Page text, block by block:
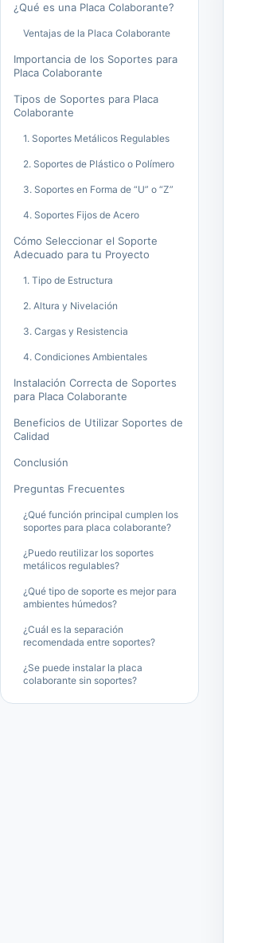
¿Qué es una Placa Colaborante?
Ventajas de la Placa Colaborante
Importancia de los Soportes para
Placa Colaborante
Tipos de Soportes para Placa
Colaborante
1. Soportes Metálicos Regulables
2. Soportes de Plástico o Polímero
3. Soportes en Forma de “U” o “Z”
4. Soportes Fijos de Acero
Cómo Seleccionar el Soporte
Adecuado para tu Proyecto
1. Tipo de Estructura
2. Altura y Nivelación
3. Cargas y Resistencia
4. Condiciones Ambientales
Instalación Correcta de Soportes
para Placa Colaborante
Beneficios de Utilizar Soportes de
Calidad
Conclusión
Preguntas Frecuentes
¿Qué función principal cumplen los
soportes para placa colaborante?
¿Puedo reutilizar los soportes
metálicos regulables?
¿Qué tipo de soporte es mejor para
ambientes húmedos?
¿Cuál es la separación
recomendada entre soportes?
¿Se puede instalar la placa
colaborante sin soportes?